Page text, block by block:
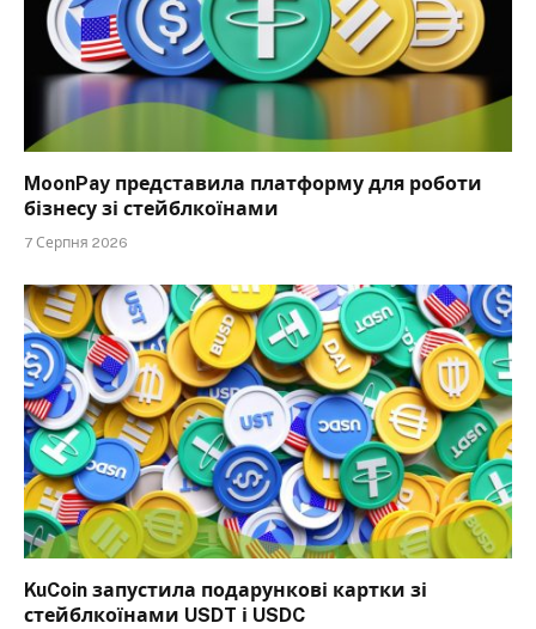
MoonPay представила платформу для роботи
бізнесу зі стейблкоїнами
7 Серпня 2026
KuCoin запустила подарункові картки зі
стейблкоїнами USDT і USDC